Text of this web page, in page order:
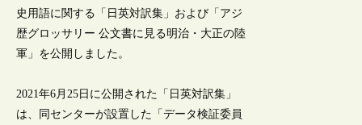
史用語に関する「日英対訳集」および「アジ
歴グロッサリー 公文書に見る明治・大正の陸
軍」を公開しました。
2021年6月25日に公開された「日英対訳集」
は、同センターが設置した「データ検証委員